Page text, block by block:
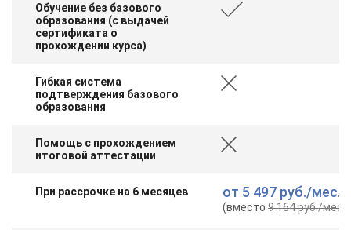
Обучение без базового
образования (с выдачей
сертификата о
прохождении курса)
Гибкая система
подтверждения базового
образования
Помощь с прохождением
итоговой аттестации
При рассрочке на 6 месяцев от 5 497 руб./мес.
(вместо9 164 руб./мес.